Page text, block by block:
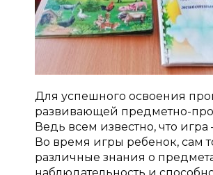
Для успешного освоения
развивающей предметно-
Ведь всем известно, что
Во время игры ребенок, сам
различные знания о